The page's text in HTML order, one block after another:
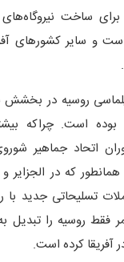
ساخت
و سایر کشورهای
روسیه در بخشش
بوده است. چراکه
اتحاد جماهیر
که در الجزایر و
تسلیحاتی جدید با
فقط روسیه را تبدیل
آفریقا کرده است.